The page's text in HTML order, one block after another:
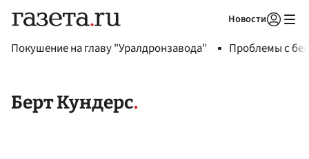
Новости
Покушение на главу "Уралдронзавода" Проблемы с
Берт Кундерс